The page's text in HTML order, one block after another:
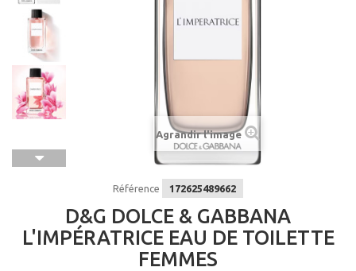
Agrandir l'image
Référence 172625489662
D&G DOLCE & GABBANA
L'IMPÉRATRICE EAU DE TOILETTE
FEMMES